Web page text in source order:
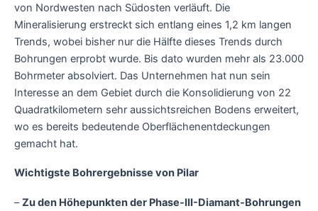
von Nordwesten nach Südosten verläuft. Die
Mineralisierung erstreckt sich entlang eines 1,2 km langen
Trends, wobei bisher nur die Hälfte dieses Trends durch
Bohrungen erprobt wurde. Bis dato wurden mehr als 23.000
Bohrmeter absolviert. Das Unternehmen hat nun sein
Interesse an dem Gebiet durch die Konsolidierung von 22
Quadratkilometern sehr aussichtsreichen Bodens erweitert,
wo es bereits bedeutende Oberflächenentdeckungen
gemacht hat.
Wichtigste Bohrergebnisse von Pilar
–Zu den Höhepunkten der Phase-III-Diamant-Bohrungen